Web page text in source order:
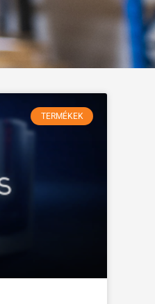
TERMÉKEK